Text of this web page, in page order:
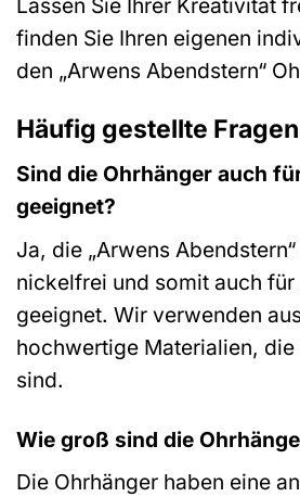
Lassen Sie Ihrer Kreativität
finden Sie Ihren eigenen
den „Arwens Abendstern“
Häufig gestellte Fragen
Sind die Ohrhänger auch
geeignet?
Ja, die „Arwens
nickelfrei und somit auch
geeignet. Wir verwenden
hochwertige Materialien,
sind.
Wie groß sind die
Die Ohrhänger haben eine